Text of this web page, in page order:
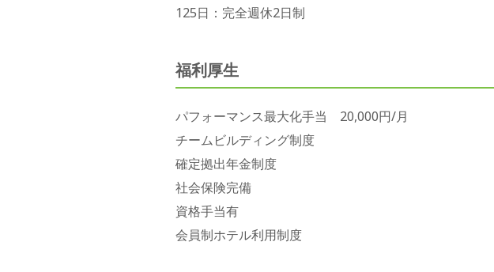
125日：完全週休2日制
福利厚生
パフォーマンス最大化手当 20,000円/月
チームビルディング制度
確定拠出年金制度
社会保険完備
資格手当有
会員制ホテル利用制度